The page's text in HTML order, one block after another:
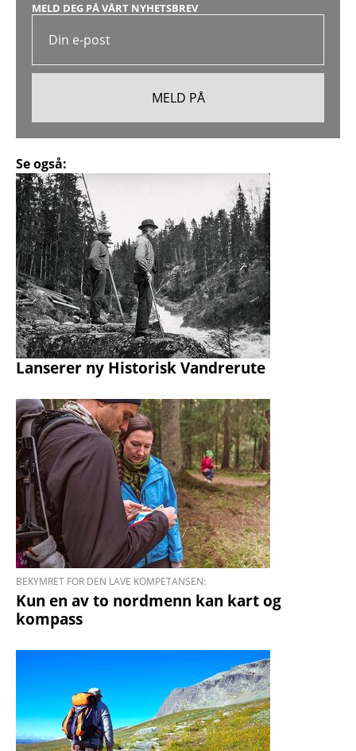
MELD DEG PÅ VÅRT NYHETSBREV
Se også:
Lanserer ny Historisk Vandrerute
BEKYMRET FOR DEN LAVE KOMPETANSEN:
Kun en av to nordmenn kan kart og
kompass